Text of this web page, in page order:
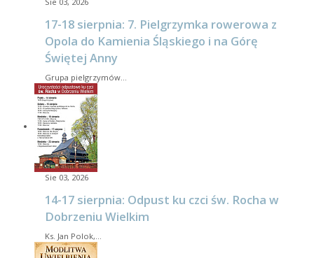
17-18 sierpnia: 7. Pielgrzymka rowerowa z
Opola do Kamienia Śląskiego i na Górę
Świętej Anny
Grupa pielgrzymów…
Sie 03, 2026
14-17 sierpnia: Odpust ku czci św. Rocha w
Dobrzeniu Wielkim
Ks. Jan Polok,…